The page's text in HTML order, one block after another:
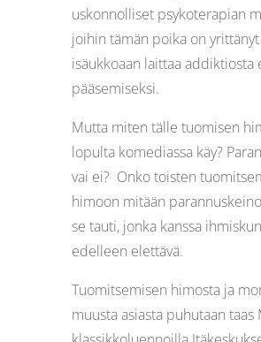
uskonnolliset psykoterapian
joihin tämän poika on yrittänyt
isäukkoaan laittaa addiktiosta
pääsemiseksi.
Mutta miten tälle tuomisen
lopulta komediassa käy?
vai ei? Onko toisten
himoon mitään
se tauti, jonka kanssa
edelleen elettävä.
Tuomitsemisen himosta ja
muusta asiasta puhutaan taas